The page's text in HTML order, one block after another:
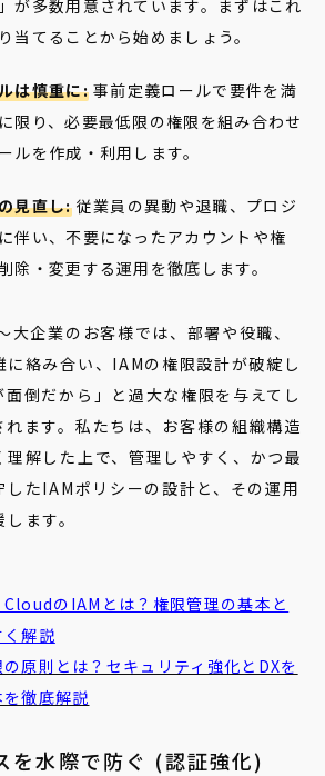
が多数用意されています。まずはこれ
当てることから始めましょう。
は慎重に:事前定義ロールで要件を満
限り、必要最低限の権限を組み合わせ
ルを作成・利用します。
見直し:従業員の異動や退職、プロジ
伴い、不要になったアカウントや権
除・変更する運用を徹底します。
大企業のお客様では、部署や役職、
に絡み合い、IAMの権限設計が破綻し
倒だから」と過大な権限を与えてし
れます。私たちは、お客様の組織構造
理解した上で、管理しやすく、かつ最
したIAMポリシーの設計と、その運用
ます。
のIAMとは？権限管理の基本と
解説
の原則とは？セキュリティ強化とDXを
徹底解説
を水際で防ぐ (認証強化)